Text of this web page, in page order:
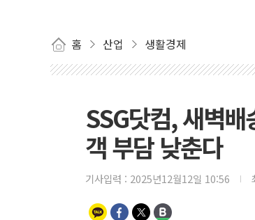
홈 산업 생활경제
SSG닷컴, 새벽
객 부담 낮춘다
기사입력 : 2025년12월12일 10:56